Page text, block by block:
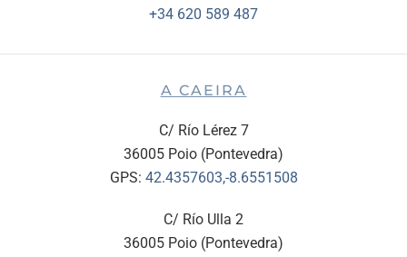
+34 620 589 487
A CAEIRA
C/ Río Lérez 7
36005 Poio (Pontevedra)
GPS: 42.4357603,-8.6551508
C/ Río Ulla 2
36005 Poio (Pontevedra)